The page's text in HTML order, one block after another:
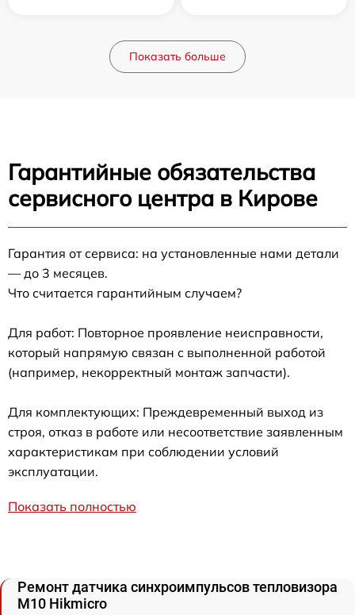
Показать больше
Гарантийные обязательства
сервисного центра в Кирове
Гарантия от сервиса: на установленные нами детали
— до 3 месяцев.
Что считается гарантийным случаем?
Для работ: Повторное проявление неисправности,
который напрямую связан с выполненной работой
(например, некорректный монтаж запчасти).
Для комплектующих: Преждевременный выход из
строя, отказ в работе или несоответствие заявленным
характеристикам при соблюдении условий
эксплуатации.
Показать полностью
Ремонт датчика синхроимпульсов тепловизора
M10 Hikmicro